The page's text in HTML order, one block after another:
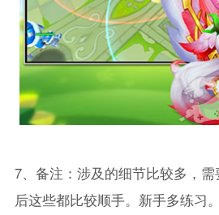
7、备注：涉及的细节比较多，
后这些都比较顺手。新手多练习